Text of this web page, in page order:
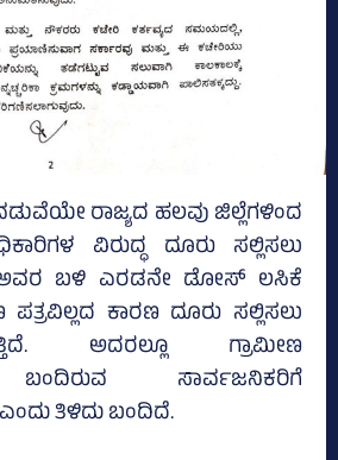
ರಾಜ್ಯದ ಹಲವು ಜಿಲ್ಲೆಗಳಿಂದ
ವಿರುದ್ಧ ದೂರು ಸಲ್ಲಿಸಲು
ಅವರ ಬಳಿ ಎರಡನೇ ಡೋಸ್‌ ಲಸಿಕೆ
ಕಾರಣ ದೂರು ಸಲ್ಲಿಸಲು
ಅದರಲ್ಲೂ ಗ್ರಾಮೀಣ
ಬಂದಿರುವ ಸಾರ್ವಜನಿಕರಿಗೆ
ತಿಳಿದು ಬಂದಿದೆ.